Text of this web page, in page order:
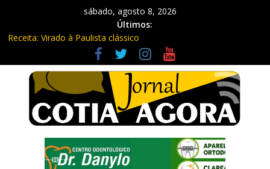
sábado, agosto 8, 2026
Últimos:
Receita: Virado à Paulista clássico
Ladrão de farmácia e procurado por maus-tratos são presos em
Vargem Grande Paulista
Cine Sustentável traz cinema ao ar livre e educação ambiental
para Vargem Grande
WhatsApp vai parar de funcionar em vários celulares em
setembro
São Roque